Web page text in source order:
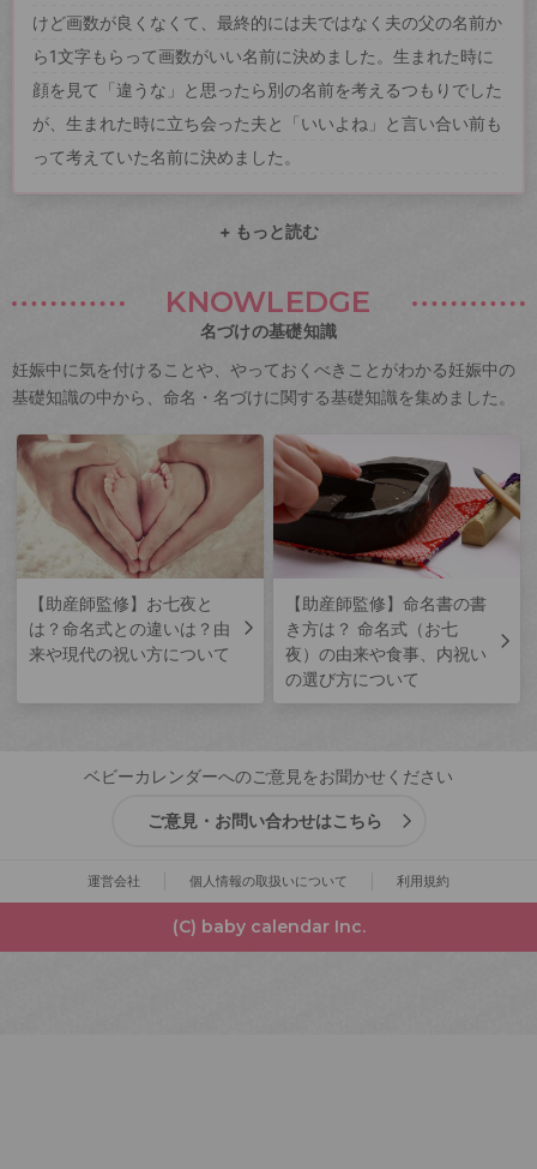
けど画数が良くなくて、最終的には夫ではなく夫の父の名前か
ら1文字もらって画数がいい名前に決めました。生まれた時に
顔を見て「違うな」と思ったら別の名前を考えるつもりでした
が、生まれた時に立ち会った夫と「いいよね」と言い合い前も
って考えていた名前に決めました。
+ もっと読む
KNOWLEDGE
名づけの基礎知識
妊娠中に気を付けることや、やっておくべきことがわかる妊娠中の
基礎知識の中から、命名・名づけに関する基礎知識を集めました。
【助産師監修】お七夜と
は？命名式との違いは？由
来や現代の祝い方について
【助産師監修】命名書の書
き方は？ 命名式（お七
夜）の由来や食事、内祝い
の選び方について
ベビーカレンダーへのご意見をお聞かせください
ご意見・お問い合わせはこちら
運営会社 個人情報の取扱いについて 利用規約
(C) baby calendar Inc.